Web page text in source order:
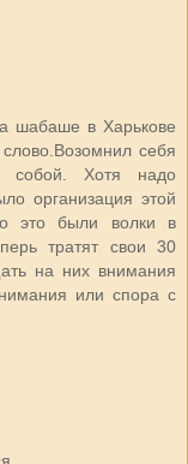
шабаше в Харькове
себя
собой. Хотя надо
организация этой
это были волки в
тратят свои 30
на них внимания
или спора с